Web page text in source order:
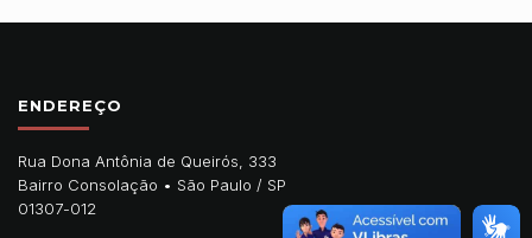
ENDEREÇO
Rua Dona Antônia de Queirós, 333
Bairro Consolação • São Paulo / SP
01307-012